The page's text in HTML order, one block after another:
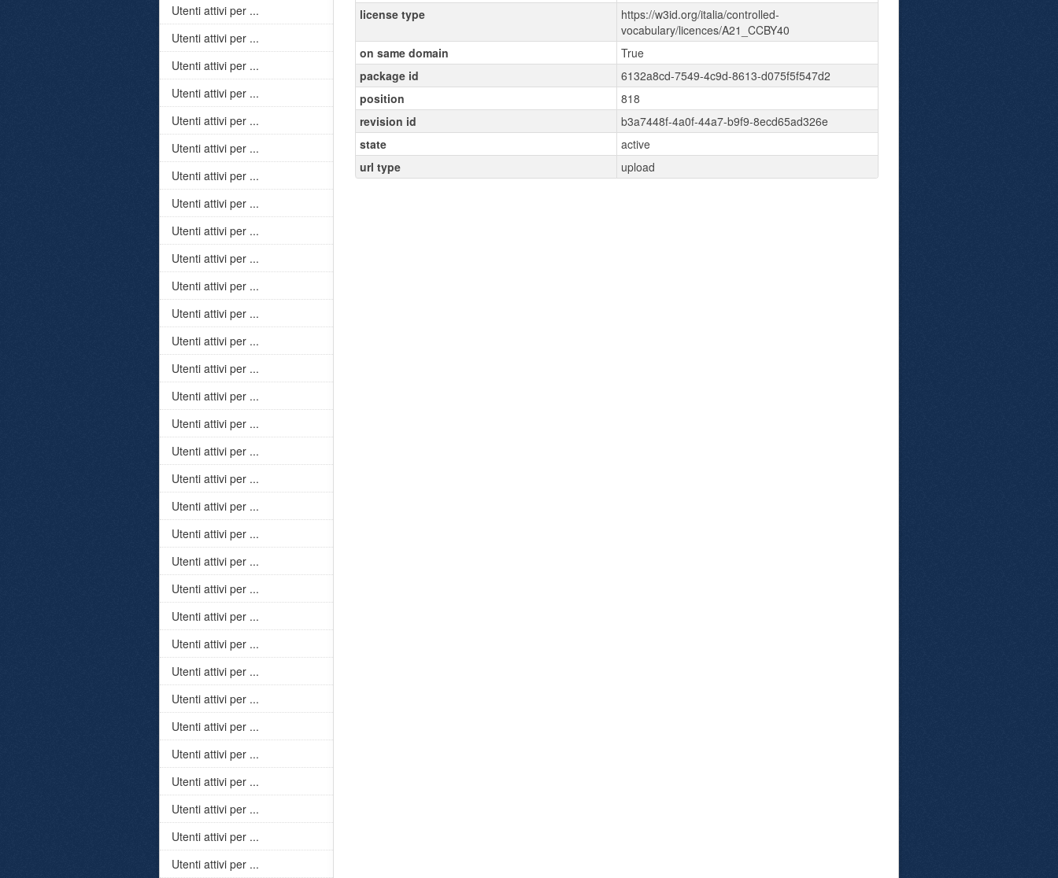
license type
https://w3id.org/italia/controlled-
vocabulary/licences/A21_CCBY40
on same domain
True
package id
6132a8cd-7549-4c9d-8613-d075f5f547d2
position
818
revision id
b3a7448f-4a0f-44a7-b9f9-8ecd65ad326e
state
active
url type
upload
Utenti attivi per ...
Utenti attivi per ...
Utenti attivi per ...
Utenti attivi per ...
Utenti attivi per ...
Utenti attivi per ...
Utenti attivi per ...
Utenti attivi per ...
Utenti attivi per ...
Utenti attivi per ...
Utenti attivi per ...
Utenti attivi per ...
Utenti attivi per ...
Utenti attivi per ...
Utenti attivi per ...
Utenti attivi per ...
Utenti attivi per ...
Utenti attivi per ...
Utenti attivi per ...
Utenti attivi per ...
Utenti attivi per ...
Utenti attivi per ...
Utenti attivi per ...
Utenti attivi per ...
Utenti attivi per ...
Utenti attivi per ...
Utenti attivi per ...
Utenti attivi per ...
Utenti attivi per ...
Utenti attivi per ...
Utenti attivi per ...
Utenti attivi per ...